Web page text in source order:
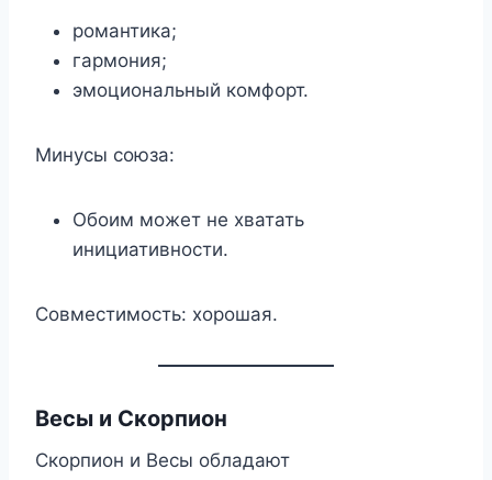
романтика;
гармония;
эмоциональный комфорт.
Минусы союза:
Обоим может не хватать
инициативности.
Совместимость: хорошая.
Весы и Скорпион
Скорпион и Весы обладают